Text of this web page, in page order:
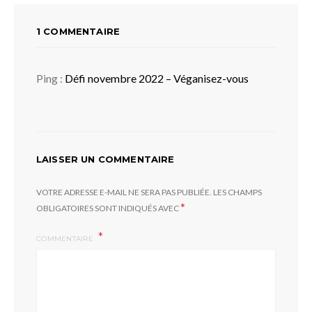
1 COMMENTAIRE
Ping : Défi novembre 2022 – Véganisez-vous
LAISSER UN COMMENTAIRE
VOTRE ADRESSE E-MAIL NE SERA PAS PUBLIÉE. LES CHAMPS
OBLIGATOIRES SONT INDIQUÉS AVEC*
COMMENTAIRE